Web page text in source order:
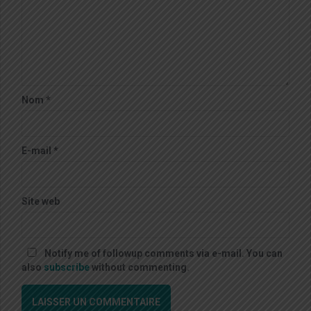
Nom *
E-mail *
Site web
Notify me of followup comments via e-mail. You can
also subscribewithout commenting.